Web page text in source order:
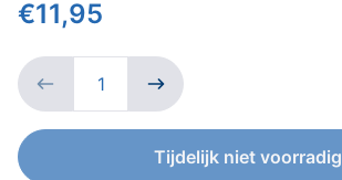
€11,95
Tijdelijk niet voorradig